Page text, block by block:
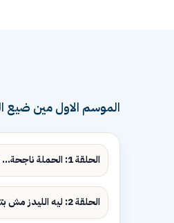
الموسم الاول مين ضيع
الحلقة 1: الحملة ناجحة... فين البيع؟
الحلقة 2: ليه الليدز مش بتتحول لمبيعات؟